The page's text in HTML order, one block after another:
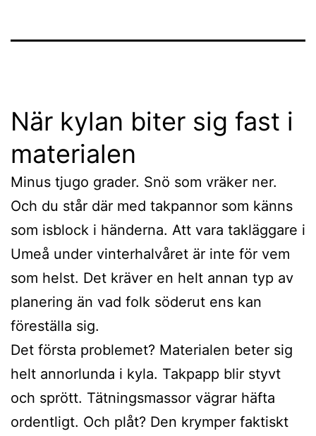
När kylan biter sig fast i
materialen
Minus tjugo grader. Snö som vräker ner.
Och du står där med takpannor som känns
som isblock i händerna. Att vara takläggare i
Umeå under vinterhalvåret är inte för vem
som helst. Det kräver en helt annan typ av
planering än vad folk söderut ens kan
föreställa sig.
Det första problemet? Materialen beter sig
helt annorlunda i kyla. Takpapp blir styvt
och sprött. Tätningsmassor vägrar häfta
ordentligt. Och plåt? Den krymper faktiskt